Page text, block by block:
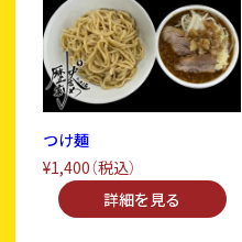
つけ麺
¥1,400（税込）